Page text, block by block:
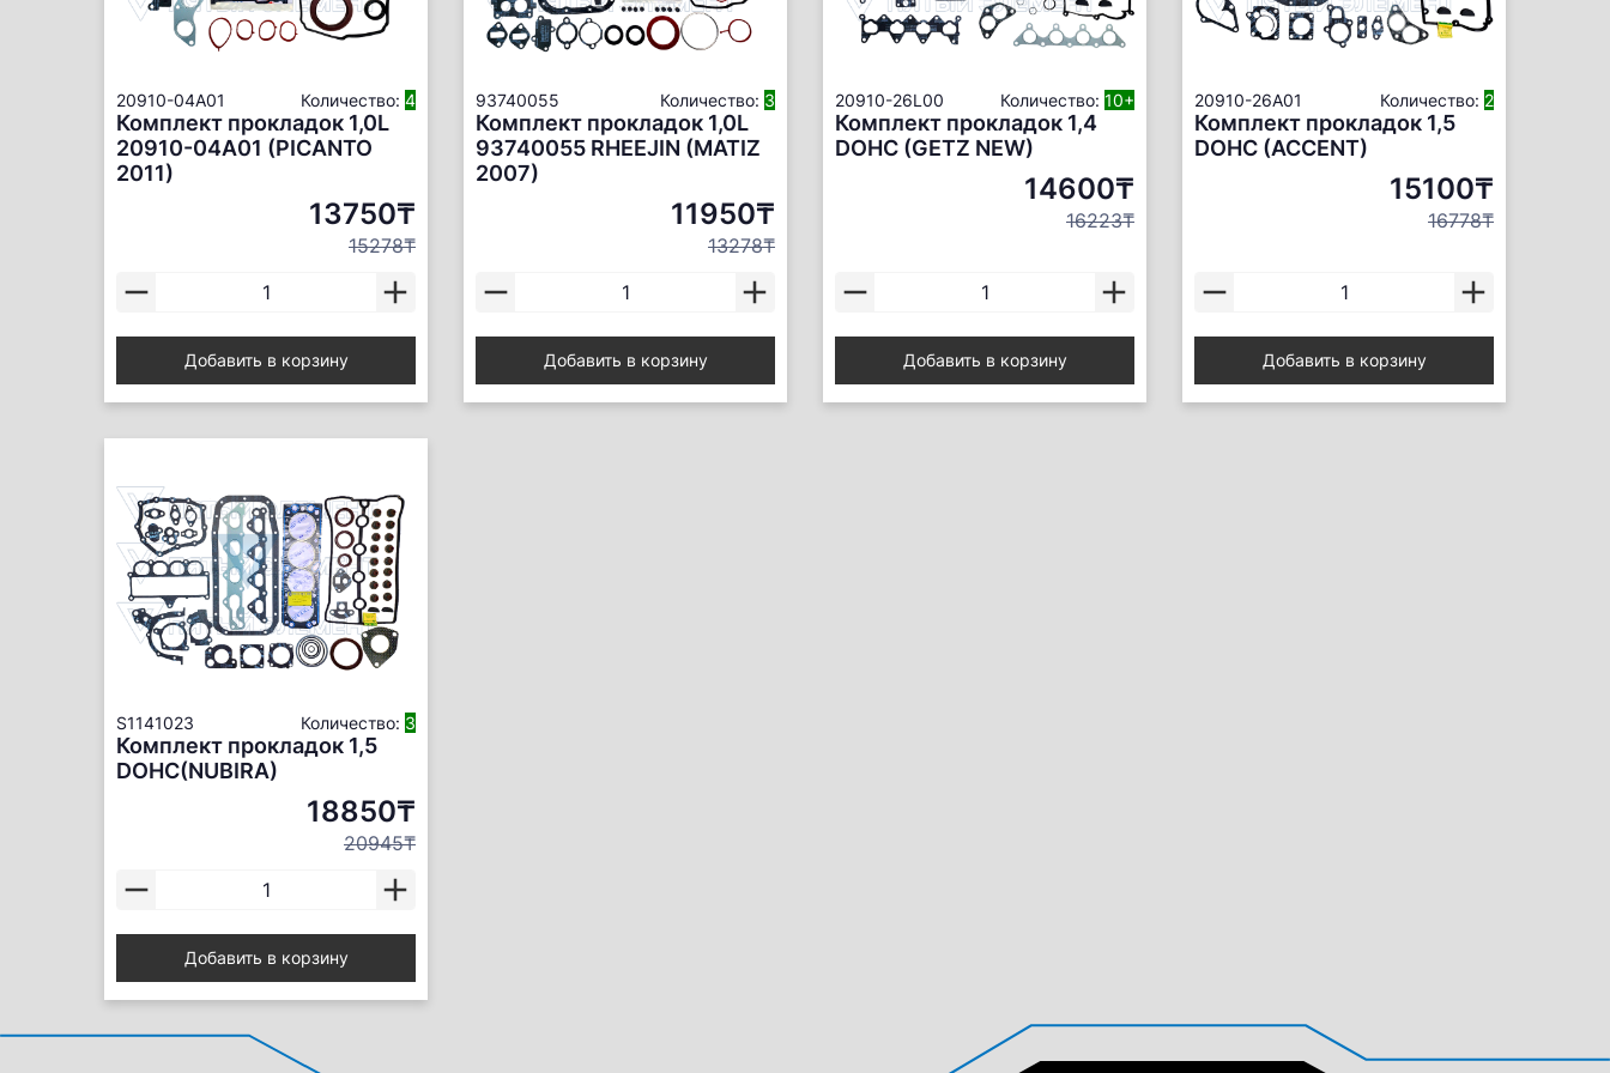
20910-04A01 Количество: 4
Комплект прокладок 1,0L
20910-04A01 (PICANTO
2011)
13750₸
15278₸
Добавить в корзину
93740055 Количество: 3
Комплект прокладок 1,0L
93740055 RHEEJIN (MATIZ
2007)
11950₸
13278₸
Добавить в корзину
20910-26L00 Количество: 10+
Комплект прокладок 1,4
DOHC (GETZ NEW)
14600₸
16223₸
Добавить в корзину
20910-26A01 Количество: 2
Комплект прокладок 1,5
DOHC (ACCENT)
15100₸
16778₸
Добавить в корзину
S1141023 Количество: 3
Комплект прокладок 1,5
DOHC(NUBIRA)
18850₸
20945₸
Добавить в корзину